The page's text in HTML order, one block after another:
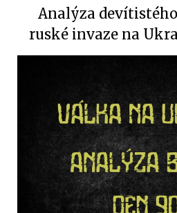
Analýza
ruské invaze na